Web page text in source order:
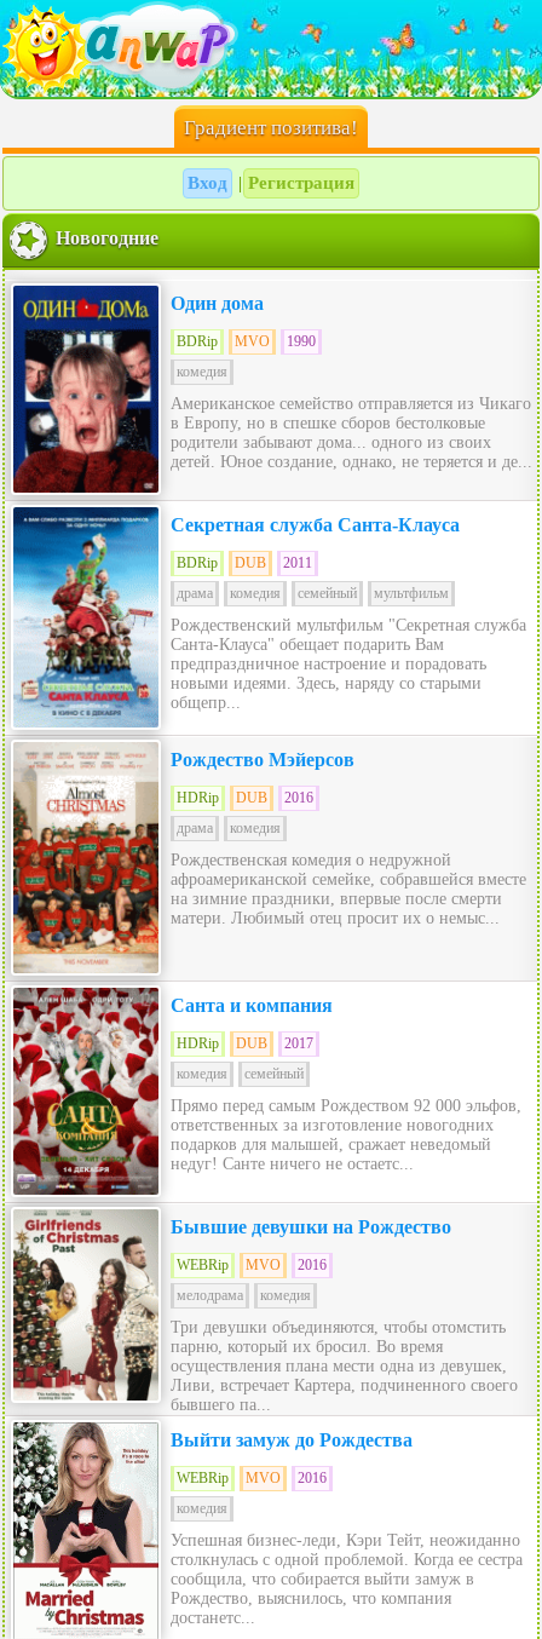
Градиент позитива!
Вход Регистрация
Новогодние
Один дома
BDRip MVO
1990
комедия
Американское семейство отправляется из Чикаго
в Европу, но в спешке сборов бестолковые
родители забывают дома... одного из своих
детей. Юное создание, однако, не теряется и де...
Секретная служба Санта-Клауса
BDRip DUB
2011
драма
комедия семейный мультфильм
Рождественский мультфильм "Секретная служба
Санта-Клауса" обещает подарить Вам
предпраздничное настроение и порадовать
новыми идеями. Здесь, наряду со старыми
общепр...
Рождество Мэйерсов
HDRip DUB
2016
драма
комедия
Рождественская комедия о недружной
афроамериканской семейке, собравшейся вместе
на зимние праздники, впервые после смерти
матери. Любимый отец просит их о немыс...
Санта и компания
HDRip DUB
2017
комедия
семейный
Прямо перед самым Рождеством 92 000 эльфов,
ответственных за изготовление новогодних
подарков для малышей, сражает неведомый
недуг! Санте ничего не остаетс...
Бывшие девушки на Рождество
WEBRip MVO
2016
мелодрама
комедия
Три девушки объединяются, чтобы отомстить
парню, который их бросил. Во время
осуществления плана мести одна из девушек,
Ливи, встречает Картера, подчиненного своего
бывшего па...
Выйти замуж до Рождества
WEBRip MVO
2016
комедия
Успешная бизнес-леди, Кэри Тейт, неожиданно
столкнулась с одной проблемой. Когда ее сестра
сообщила, что собирается выйти замуж в
Рождество, выяснилось, что компания
достанетс...